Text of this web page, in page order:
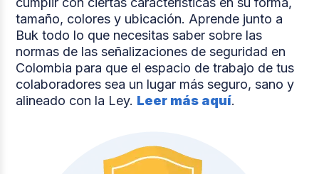
tamaño, colores y ubicación. Aprende junto a
Buk todo lo que necesitas saber sobre las
normas de las señalizaciones de seguridad en
Colombia para que el espacio de trabajo de tus
colaboradores sea un lugar más seguro, sano y
alineado con la Ley. Leer más aquí.